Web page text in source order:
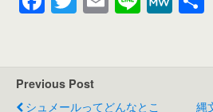
a
e
b
wi
er
m n e
Previous Post
シュメールってどんなとこ
縄